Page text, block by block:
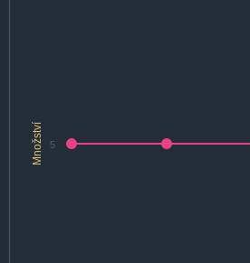
Množství 5